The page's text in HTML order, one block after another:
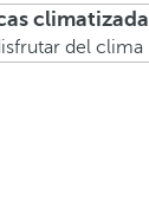
climatizada
del clima